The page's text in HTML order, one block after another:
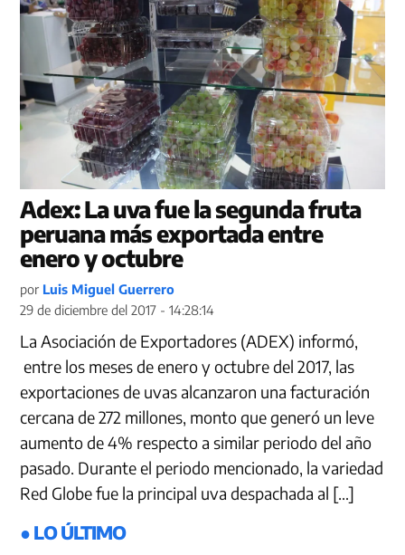
Adex: La uva fue la segunda fruta
peruana más exportada entre
enero y octubre
por Luis Miguel Guerrero
29 de diciembre del 2017 - 14:28:14
La Asociación de Exportadores (ADEX) informó,
entre los meses de enero y octubre del 2017, las
exportaciones de uvas alcanzaron una facturación
cercana de 272 millones, monto que generó un leve
aumento de 4% respecto a similar periodo del año
pasado. Durante el periodo mencionado, la variedad
Red Globe fue la principal uva despachada al […]
● LO ÚLTIMO